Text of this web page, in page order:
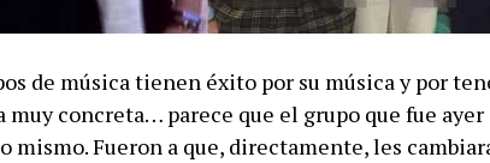
de música tienen éxito por su música y por
muy concreta… parece que el grupo que fue ayer
mismo. Fueron a que, directamente, les